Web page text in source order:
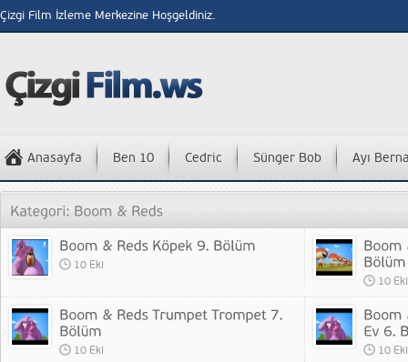
Çizgi Film İzleme Merkezine Hoşgeldiniz.
Anasayfa Ben 10 Cedric Sünger Bob Ayı
10 Eki
10 Eki
10 Eki 10 Eki